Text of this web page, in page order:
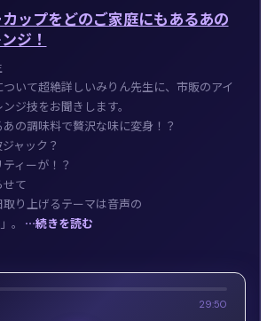
ップをどのご家庭にもあるあの
ジ！
いて超絶詳しいみりん先生に、市販のアイ
ジ技をお聞きします。
の調味料で贅沢な味に変身！？
ャック？
ィーが！？
て
り上げるテーマは音声の
。
…続きを読む
29:50